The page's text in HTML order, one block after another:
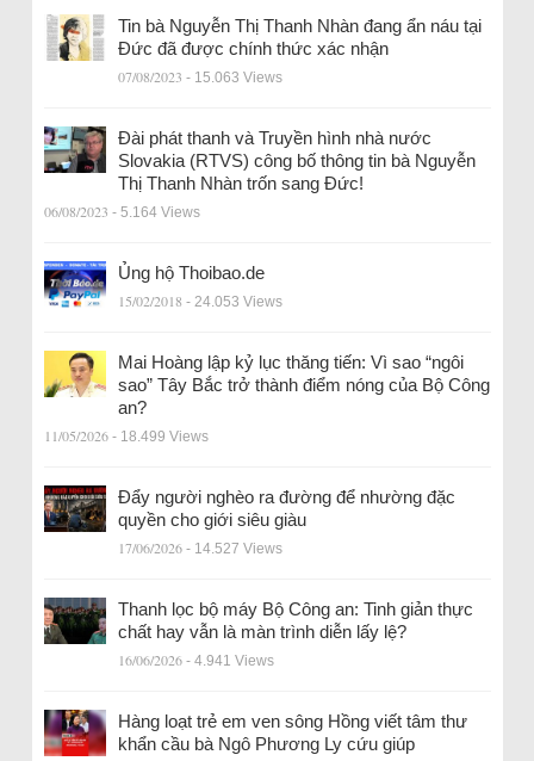
Tin bà Nguyễn Thị Thanh Nhàn đang ẩn náu tại
Đức đã được chính thức xác nhận
07/08/2023 - 15.063 Views
Đài phát thanh và Truyền hình nhà nước
Slovakia (RTVS) công bố thông tin bà Nguyễn
Thị Thanh Nhàn trốn sang Đức!
06/08/2023 - 5.164 Views
Ủng hộ Thoibao.de
15/02/2018 - 24.053 Views
Mai Hoàng lập kỷ lục thăng tiến: Vì sao “ngôi
sao” Tây Bắc trở thành điểm nóng của Bộ Công
an?
11/05/2026 - 18.499 Views
Đẩy người nghèo ra đường để nhường đặc
quyền cho giới siêu giàu
17/06/2026 - 14.527 Views
Thanh lọc bộ máy Bộ Công an: Tinh giản thực
chất hay vẫn là màn trình diễn lấy lệ?
16/06/2026 - 4.941 Views
Hàng loạt trẻ em ven sông Hồng viết tâm thư
khẩn cầu bà Ngô Phương Ly cứu giúp